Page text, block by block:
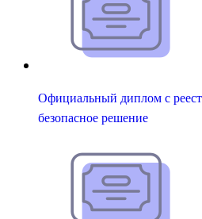
Официальный диплом с
безопасное решение